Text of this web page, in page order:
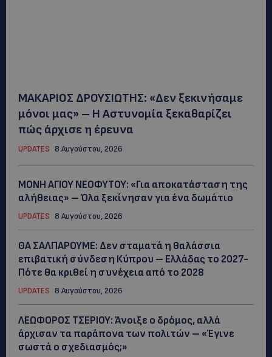
ΜΑΚΑΡΙΟΣ ΔΡΟΥΣΙΩΤΗΣ: «Δεν ξεκινήσαμε
μόνοι μας» – Η Αστυνομία ξεκαθαρίζει
πώς άρχισε η έρευνα
UPDATES 8 Αυγούστου, 2026
ΜΟΝΗ ΑΓΙΟΥ ΝΕΟΦΥΤΟΥ: «Για αποκατάσταση της
αλήθειας» – Όλα ξεκίνησαν για ένα δωμάτιο
UPDATES 8 Αυγούστου, 2026
ΘΑ ΣΑΛΠΑΡΟΥΜΕ: Δεν σταματά η θαλάσσια
επιβατική σύνδεση Κύπρου – Ελλάδας το 2027-
Πότε θα κριθεί η συνέχεια από το 2028
UPDATES 8 Αυγούστου, 2026
ΛΕΩΦΟΡΟΣ ΤΣΕΡΙΟΥ: Άνοιξε ο δρόμος, αλλά
άρχισαν τα παράπονα των πολιτών – «Έγινε
σωστά ο σχεδιασμός;»